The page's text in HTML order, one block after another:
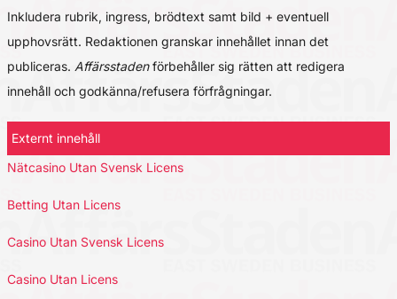
Inkludera rubrik, ingress, brödtext samt bild + eventuell
upphovsrätt. Redaktionen granskar innehållet innan det
publiceras. Affärsstadenförbehåller sig rätten att redigera
innehåll och godkänna/refusera förfrågningar.
Externt innehåll
Nätcasino Utan Svensk Licens
Betting Utan Licens
Casino Utan Svensk Licens
Casino Utan Licens